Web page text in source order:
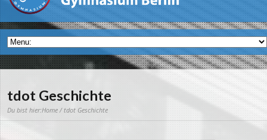
tdot Geschichte
Du bist hier:Home/ tdot Geschichte